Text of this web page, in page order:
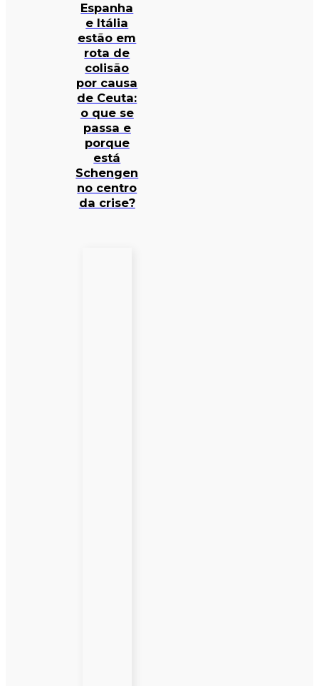
Espanha
e Itália
estão em
rota de
colisão
por causa
de Ceuta:
o que se
passa e
porque
está
Schengen
no centro
da crise?